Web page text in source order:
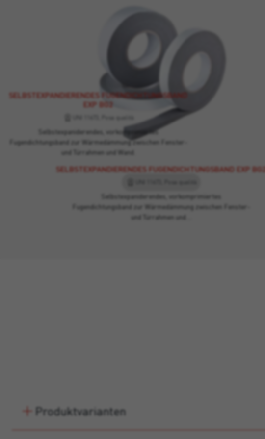
SELBSTEXPANDIERENDES FUGENDICHTUNGSBAND EXP BG2
Selbstexpaniderendes, vorkomprimiertes
Fugendichtungsband zur Wärmedämmung zwischen Fenster-
und Türrahmen und…
SELBSTEXPANDIERENDES FUGENDICHTUNGSBAND
EXP BG2
Selbstexpaniderendes, vorkomprimiertes
Fugendichtungsband zur Wärmedämmung zwischen Fenster-
und Türrahmen und Wand.
Produktvarianten